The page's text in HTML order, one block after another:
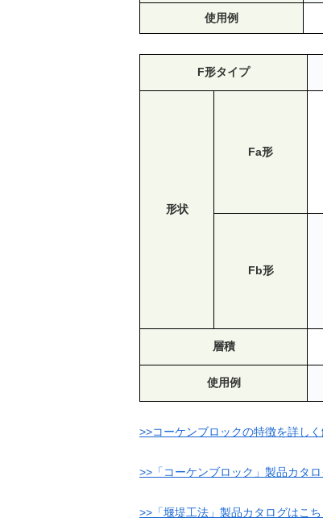
使用例
F形タイプ
形状
Fa形
Fb形
層積
使用例
>>コーケンブロックの特徴を詳しく
>>「コーケンブロック」製品カタ
>>「堰堤工法」製品カタログはこち